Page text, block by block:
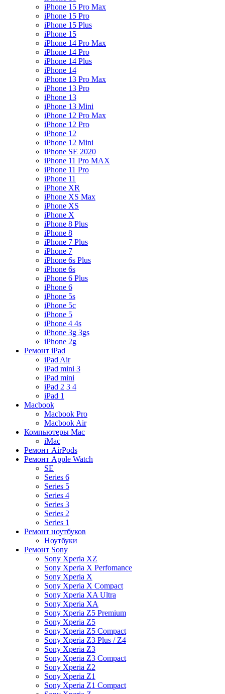
iPhone 15 Pro Max
iPhone 15 Pro
iPhone 15 Plus
iPhone 15
iPhone 14 Pro Max
iPhone 14 Pro
iPhone 14 Plus
iPhone 14
iPhone 13 Pro Max
iPhone 13 Pro
iPhone 13
iPhone 13 Mini
iPhone 12 Pro Max
iPhone 12 Pro
iPhone 12
iPhone 12 Mini
iPhone SE 2020
iPhone 11 Pro MAX
iPhone 11 Pro
iPhone 11
iPhone XR
iPhone XS Max
iPhone XS
iPhone X
iPhone 8 Plus
iPhone 8
iPhone 7 Plus
iPhone 7
iPhone 6s Plus
iPhone 6s
iPhone 6 Plus
iPhone 6
iPhone 5s
iPhone 5c
iPhone 5
iPhone 4 4s
iPhone 3g 3gs
iPhone 2g
Ремонт iPad
iPad Air
iPad mini 3
iPad mini
iPad 2 3 4
iPad 1
Macbook
Macbook Pro
Macbook Air
Компьютеры Mac
iMac
Ремонт AirPods
Ремонт Apple Watch
SE
Series 6
Series 5
Series 4
Series 3
Series 2
Series 1
Ремонт ноутбуков
Ноутбуки
Ремонт Sony
Sony Xperia XZ
Sony Xperia X Perfomance
Sony Xperia X
Sony Xperia X Compact
Sony Xperia XA Ultra
Sony Xperia XA
Sony Xperia Z5 Premium
Sony Xperia Z5
Sony Xperia Z5 Compact
Sony Xperia Z3 Plus / Z4
Sony Xperia Z3
Sony Xperia Z3 Compact
Sony Xperia Z2
Sony Xperia Z1
Sony Xperia Z1 Compact